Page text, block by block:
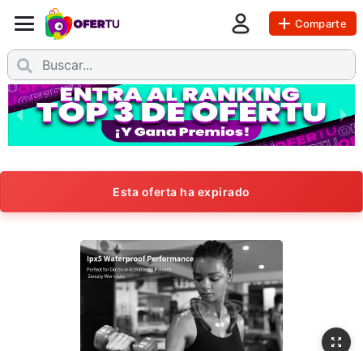
Comparte
Esta oferta ha expirado